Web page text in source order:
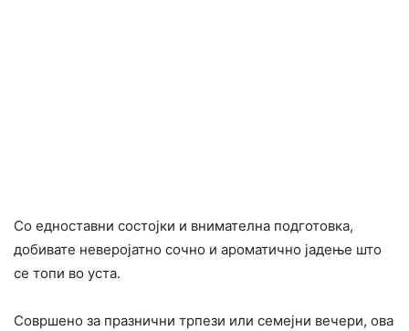
Со едноставни состојки и внимателна подготовка,
добивате неверојатно сочно и ароматично јадење што
се топи во уста.
Совршено за празнични трпези или семејни вечери, ова